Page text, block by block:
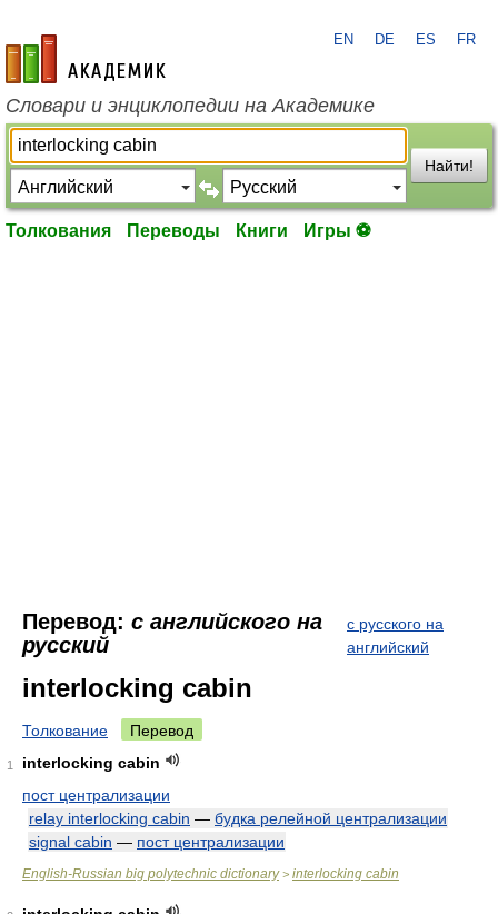
academic.ru
EN DE ES FR
Словари и энциклопедии на Академике
Найти!
Толкования Переводы Книги Игры ⚽
Перевод: с английского на
русский
с русского на
английский
interlocking cabin
Толкование Перевод
1
interlocking cabin
пост централизации
relay interlocking cabin — будка релейной централизации
signal cabin — пост централизации
English-Russian big polytechnic dictionary> interlocking cabin